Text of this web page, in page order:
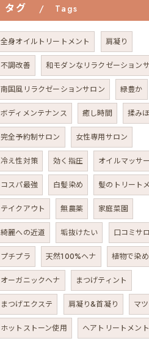
タグ Tags
全身オイルトリートメント 肩凝り
不調改善 和モダンなリラクゼーション
南国風リラクゼーションサロン 緑豊か
ボディメンテナンス 癒し時間 揉み
完全予約制サロン 女性専用サロン
冷え性対策 効く指圧 オイルマッサ
コスパ最強 白髪染め 髪のトリート
テイクアウト 無農薬 家庭菜園
綺麗への近道 垢抜けたい 口コミサ
プチプラ 天然100%ヘナ 植物で染
オーガニックヘナ まつげティント
まつげエクステ 肩凝り&首凝り マ
ホットストーン使用 ヘアトリートメント